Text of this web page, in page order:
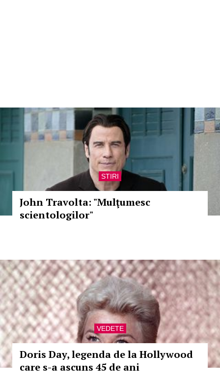
STIRI
John Travolta: "Mulţumesc
scientologilor"
VEDETE
Doris Day, legenda de la Hollywood
care s-a ascuns 45 de ani